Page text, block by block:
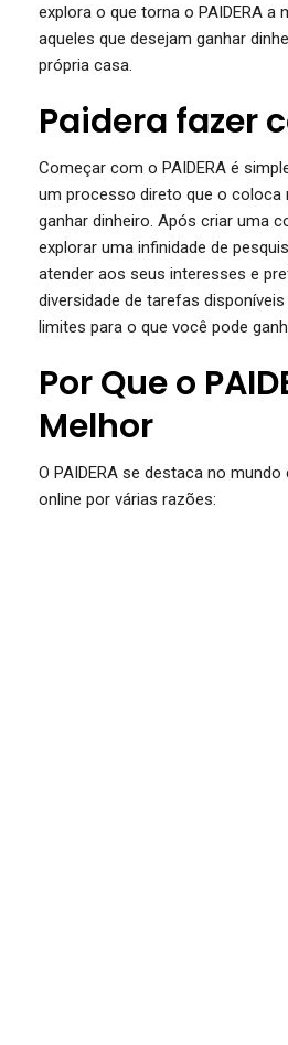
explora o que torna o PAIDERA a
aqueles que desejam ganhar
própria casa.
Paidera fazer
Começar com o PAIDERA é
um processo direto que o coloca
ganhar dinheiro. Após criar uma
explorar uma infinidade de
atender aos seus interesses e
diversidade de tarefas
limites para o que você pode
Por Que o
Melhor
O PAIDERA se destaca no
online por várias razões: